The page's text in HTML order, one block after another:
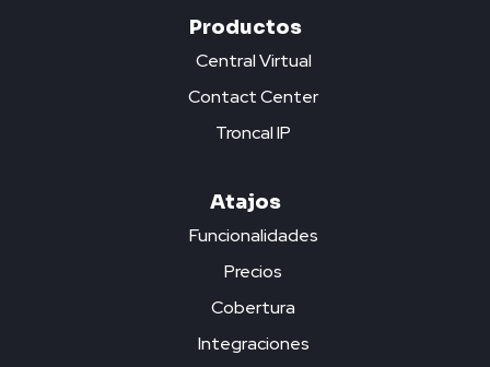
Productos
Central Virtual
Contact Center
Troncal IP
Atajos
Funcionalidades
Precios
Cobertura
Integraciones